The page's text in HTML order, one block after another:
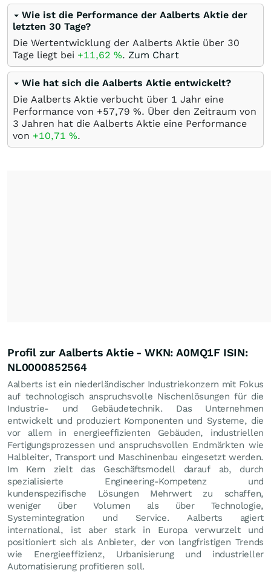
Wie ist die Performance der Aalberts Aktie der
letzten 30 Tage?
Die Wertentwicklung der Aalberts Aktie über 30
Tage liegt bei +11,62 %. Zum Chart
Wie hat sich die Aalberts Aktie entwickelt?
Die Aalberts Aktie verbucht über 1 Jahr eine
Performance von +57,79 %. Über den Zeitraum von
3 Jahren hat die Aalberts Aktie eine Performance
von +10,71 %.
Profil zur Aalberts Aktie - WKN: A0MQ1F ISIN:
NL0000852564
Aalberts ist ein niederländischer Industriekonzern mit Fokus
auf technologisch anspruchsvolle Nischenlösungen für die
Industrie- und Gebäudetechnik. Das Unternehmen
entwickelt und produziert Komponenten und Systeme, die
vor allem in energieeffizienten Gebäuden, industriellen
Fertigungsprozessen und anspruchsvollen Endmärkten wie
Halbleiter, Transport und Maschinenbau eingesetzt werden.
Im Kern zielt das Geschäftsmodell darauf ab, durch
spezialisierte Engineering-Kompetenz und
kundenspezifische Lösungen Mehrwert zu schaffen,
weniger über Volumen als über Technologie,
Systemintegration und Service. Aalberts agiert
international, ist aber stark in Europa verwurzelt und
positioniert sich als Anbieter, der von langfristigen Trends
wie Energieeffizienz, Urbanisierung und industrieller
Automatisierung profitieren soll.